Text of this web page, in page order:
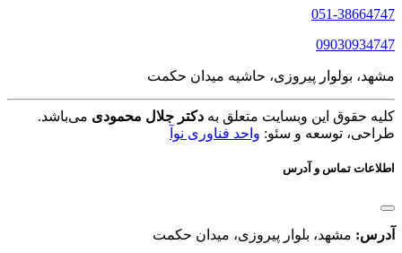
051-38664747
09030934747
مشهد، بولوار پیروزی، حاشیه میدان حکمت
کلیه حقوق این وبسایت متعلق به دکتر جلال محمودی می‌باشد.
طراحی، توسعه و سئو: واحد فناوری نوآ
اطلاعات تماس و آدرس
آدرس: مشهد، بلوار پیروزی، میدان حکمت